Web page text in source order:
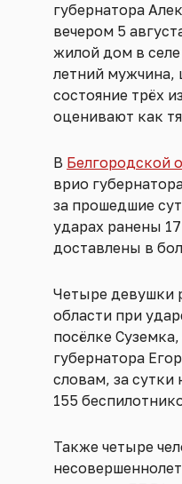
губернатора
вечером 5
жилой дом в
летний мужчина,
состояние трёх
оценивают как
В Белгородской
врио
за прошедшие
ударах ранены
доставлены в
Четыре девушки
области при
посёлке
губернатора
словам, за сутки
155
Также четыре